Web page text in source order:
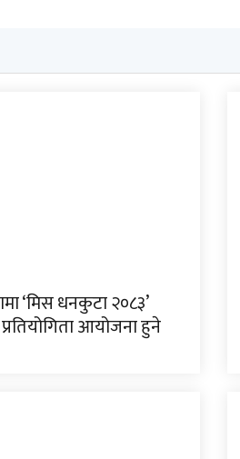
‘मिस धनकुटा २०८३’
प्रतियोगिता आयोजना हुने